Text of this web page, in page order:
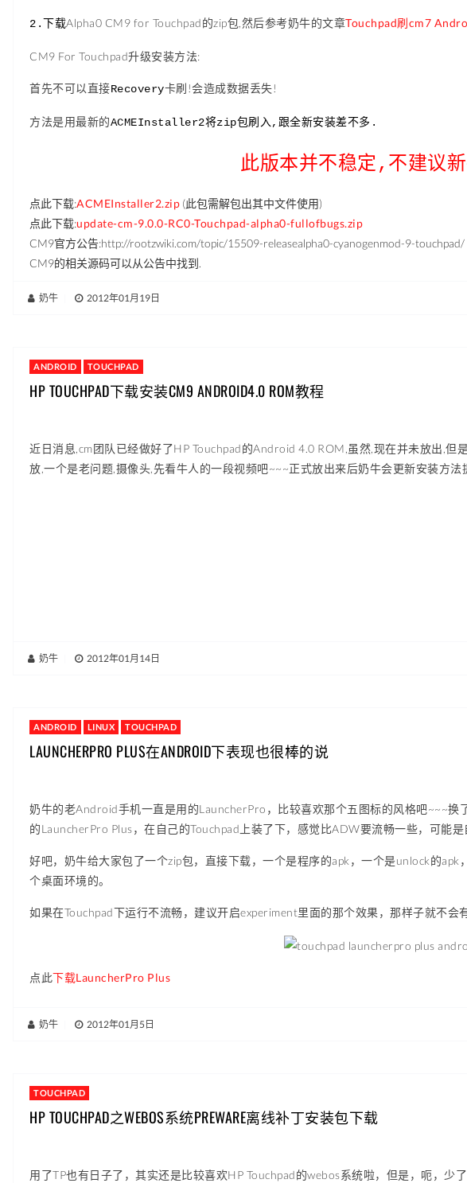
2.下载Alpha0 CM9 for Touchpad的zip包,然后参考奶牛的文章Touchpad刷cm7
CM9 For Touchpad升级安装方法:
首先不可以直接Recovery卡刷!会造成数据丢失!
方法是用最新的ACMEInstaller2将zip包刷入,跟全新安装差不多.
此版本并不稳定,不建议
点此下载:ACMEInstaller2.zip (此包需解包出其中文件使用)
点此下载:update-cm-9.0.0-RC0-Touchpad-alpha0-fullofbugs.zip
CM9官方公告:http://rootzwiki.com/topic/15509-releasealpha0-cyanogenmod-9-touchpad/
CM9的相关源码可以从公告中找到.
奶牛 2012年01月19日
ANDROID TOUCHPAD
HP TOUCHPAD下载安装CM9 ANDROID4.0 ROM教程
近日消息,cm团队已经做好了HP Touchpad的Android 4.0 ROM,虽然,现在并未放出,但
放,一个是老问题,摄像头,先看牛人的一段视频吧~~~正式放出来后奶牛会更新安装方
奶牛 2012年01月14日
ANDROID LINUX TOUCHPAD
LAUNCHERPRO PLUS在ANDROID下表现也很棒的说
奶牛的老Android手机一直是用的LauncherPro，比较喜欢那个五图标的风格吧~~~
的LauncherPro Plus，在自己的Touchpad上装了下，感觉比ADW要流畅一些，可能
好吧，奶牛给大家包了一个zip包，直接下载，一个是程序的apk，一个是unlock的
个桌面环境的。
如果在Touchpad下运行不流畅，建议开启experiment里面的那个效果，那样子就不会
点此下载LauncherPro Plus
奶牛 2012年01月5日
TOUCHPAD
HP TOUCHPAD之WEBOS系统PREWARE离线补丁安装包下载
用了TP也有日子了，其实还是比较喜欢HP Touchpad的webos系统啦，但是，呃，少